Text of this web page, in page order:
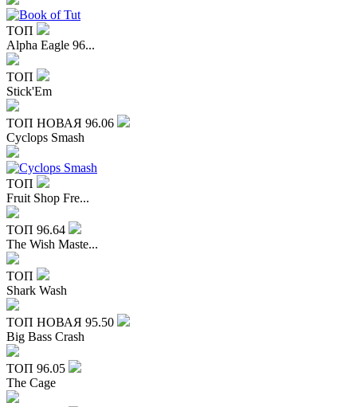
ТОП
Alpha Eagle 96...
ТОП
Stick'Em
ТОП НОВАЯ 96.06
Cyclops Smash
ТОП
Fruit Shop Fre...
ТОП 96.64
The Wish Maste...
ТОП
Shark Wash
ТОП НОВАЯ 95.50
Big Bass Crash
ТОП 96.05
The Cage